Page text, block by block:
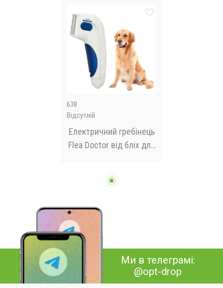
638
Відсутній
Електричний гребінець
Flea Doctor від бліх для
Ми в телеграмі:
@opt-drop